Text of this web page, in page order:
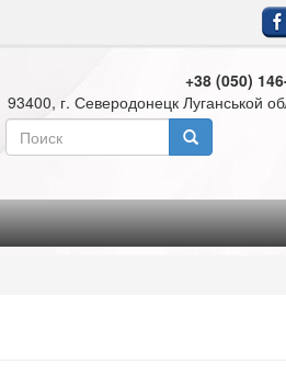
+38 (050)
93400, г. Северодонецк Луганськой
Форма
поиска